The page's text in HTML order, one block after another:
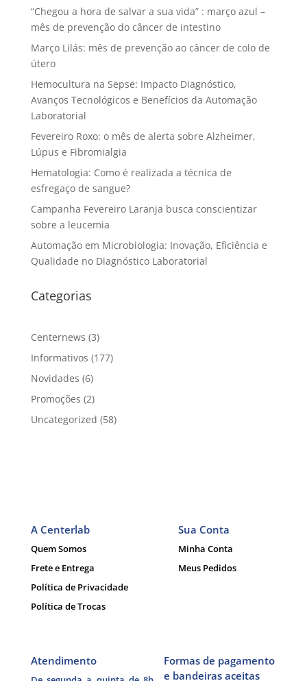
“Chegou a hora de salvar a sua vida” : março azul –
mês de prevenção do câncer de intestino
Março Lilás: mês de prevenção ao câncer de colo de
útero
Hemocultura na Sepse: Impacto Diagnóstico,
Avanços Tecnológicos e Benefícios da Automação
Laboratorial
Fevereiro Roxo: o mês de alerta sobre Alzheimer,
Lúpus e Fibromialgia
Hematologia: Como é realizada a técnica de
esfregaço de sangue?
Campanha Fevereiro Laranja busca conscientizar
sobre a leucemia
Automação em Microbiologia: Inovação, Eficiência e
Qualidade no Diagnóstico Laboratorial
Categorias
Centernews (3)
Informativos (177)
Novidades (6)
Promoções (2)
Uncategorized (58)
A Centerlab
Quem Somos
Frete e Entrega
Política de Privacidade
Política de Trocas
Sua Conta
Minha Conta
Meus Pedidos
Atendimento
Formas de pagamento
e bandeiras aceitas